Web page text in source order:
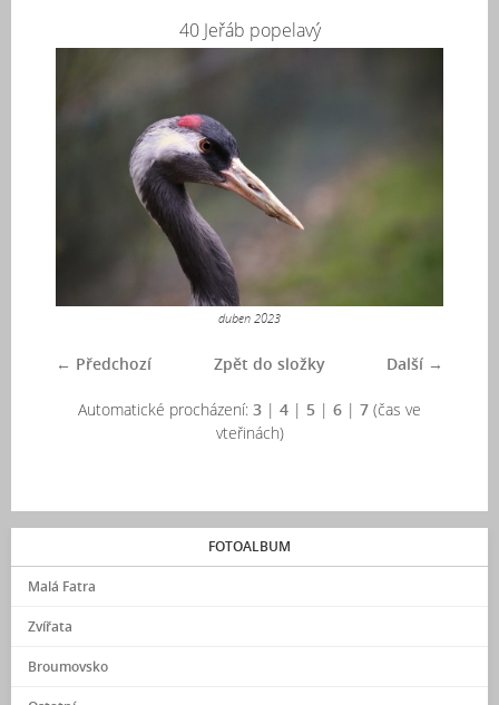
40 Jeřáb popelavý
duben 2023
← Předchozí Další →
Zpět do složky
Automatické procházení: 3 | 4 | 5 | 6 | 7 (čas ve
vteřinách)
FOTOALBUM
Malá Fatra
Zvířata
Broumovsko